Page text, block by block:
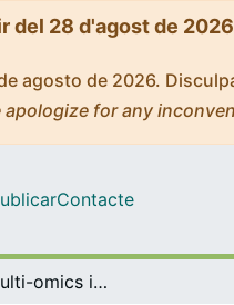
del 28 d'agost de
agosto de 2026.
for any
Contacte
Integrative multi-omics increase resolution of the sea urchin posterior gut gene regulatory network at single-cell level